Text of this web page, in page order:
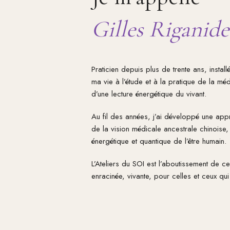
Gilles
Praticien depuis plus de trente ans,
ma vie à l’étude et à la pratique de la
d’une lecture énergétique du vivant.
Au fil des années, j’ai développé une
de la vision médicale ancestrale
énergétique et quantique de l’être humain.
L’Ateliers du SOI est l’aboutissement de
enracinée, vivante, pour celles et ceux